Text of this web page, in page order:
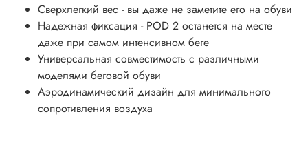
Сверхлегкий вес - вы даже не заметите его на обуви
Надежная фиксация - POD 2 останется на месте
даже при самом интенсивном беге
Универсальная совместимость с различными
моделями беговой обуви
Аэродинамический дизайн для минимального
сопротивления воздуха